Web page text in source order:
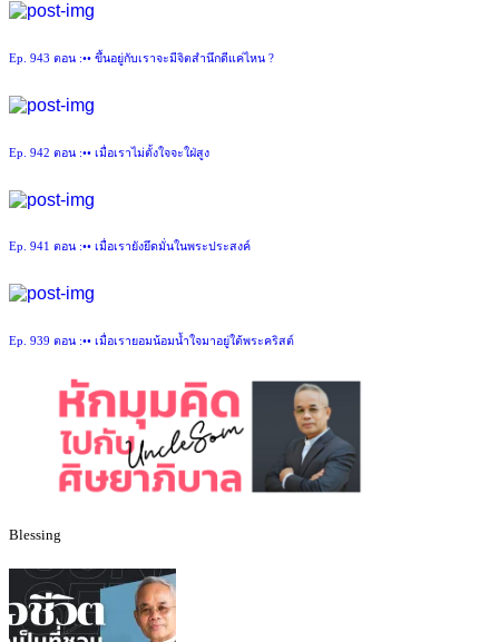
Ep. 943 ตอน :•• ขึ้นอยู่กับเราจะมีจิตสำนึกดีแค่ไหน ?
Ep. 942 ตอน :•• เมื่อเราไม่ตั้งใจจะใฝ่สูง
Ep. 941 ตอน :•• เมื่อเรายังยึดมั่นในพระประสงค์
Ep. 939 ตอน :•• เมื่อเรายอมน้อมน้ำใจมาอยู่ใต้พระคริสต์
Blessing